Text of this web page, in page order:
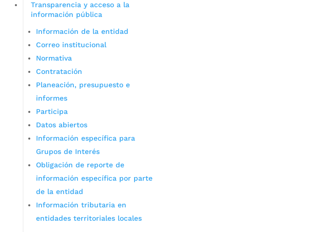
Transparencia y acceso a la
información pública
Información de la entidad
Correo institucional
Normativa
Contratación
Planeación, presupuesto e
informes
Participa
Datos abiertos
Información específica para
Grupos de Interés
Obligación de reporte de
información específica por parte
de la entidad
Información tributaria en
entidades territoriales locales